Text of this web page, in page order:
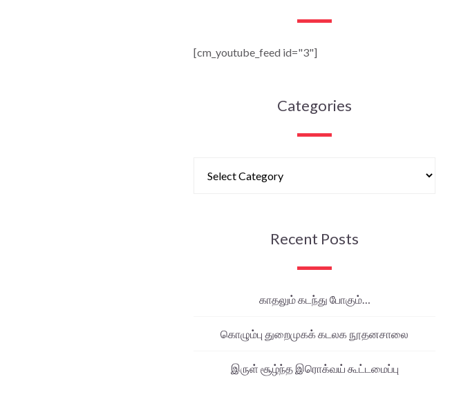
[cm_youtube_feed id="3"]
Categories
Recent Posts
காதலும் கடந்து போகும்…
கொழும்பு துறைமுகக் கடலக நூதனசாலை
இருள் சூழ்ந்த இரொக்வய் கூட்டமைப்பு